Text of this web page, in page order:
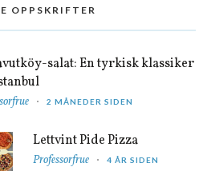
OPPSKRIFTER
salat: En tyrkisk klassiker
2 MÅNEDER SIDEN
Lettvint Pide Pizza
Professorfrue 4 ÅR SIDEN